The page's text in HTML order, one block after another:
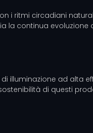
i ritmi circadiani
continua evoluzione
ad alta
di questi